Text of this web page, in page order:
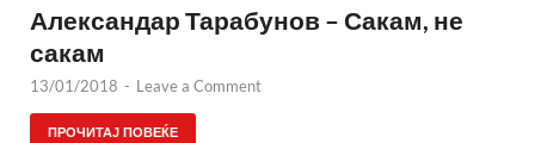
Александар Тарабунов – Сакам, не
сакам
13/01/2018 - Leave a Comment
ПРОЧИТАЈ ПОВЕЌЕ